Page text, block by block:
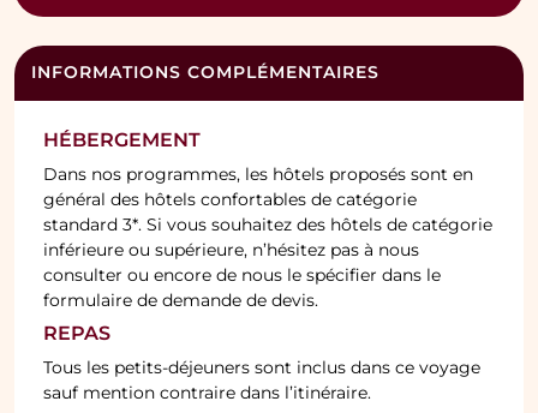
INFORMATIONS COMPLÉMENTAIRES
HÉBERGEMENT
Dans nos programmes, les hôtels proposés sont en
général des hôtels confortables de catégorie
standard 3*. Si vous souhaitez des hôtels de catégorie
inférieure ou supérieure, n’hésitez pas à nous
consulter ou encore de nous le spécifier dans le
formulaire de demande de devis.
REPAS
Tous les petits-déjeuners sont inclus dans ce voyage
sauf mention contraire dans l’itinéraire.